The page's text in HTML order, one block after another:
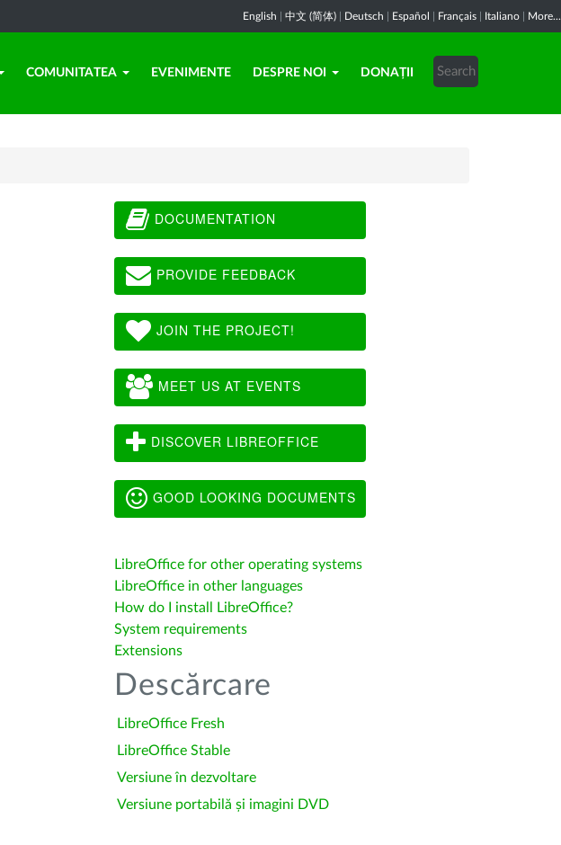
English 中文 (简体) Deutsch Español Français Italiano More...
COMUNITATEA EVENIMENTE DESPRE NOI DONAȚII
DOCUMENTATION
PROVIDE FEEDBACK
JOIN THE PROJECT!
MEET US AT EVENTS
DISCOVER LIBREOFFICE
GOOD LOOKING DOCUMENTS
LibreOffice for other operating systems
LibreOffice in other languages
How do I install LibreOffice?
System requirements
Extensions
Descărcare
LibreOffice Fresh
LibreOffice Stable
Versiune în dezvoltare
Versiune portabilă și imagini DVD